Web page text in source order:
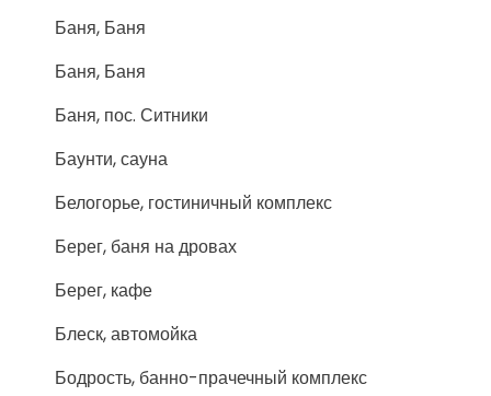
Баня, Баня
Баня, Баня
Баня, пос. Ситники
Баунти, сауна
Белогорье, гостиничный комплекс
Берег, баня на дровах
Берег, кафе
Блеск, автомойка
Бодрость, банно-прачечный комплекс